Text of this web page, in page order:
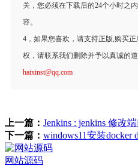
关，您必须在下载后的24个小时之
容。
4，如果您喜欢，请支持正版,购买
权，请联系我们删除并予以真诚的道
haixinst@qq.com
上一篇： Jenkins : jenkins 修改
下一篇： windows11安装docker
网站源码